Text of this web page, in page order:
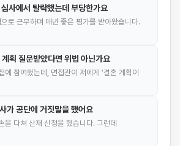
사에서 탈락했는데 부당한가요
로 근무하며 매년 좋은 평가를 받아왔습니다.
계획 질문받았다면 위법 아닌가요
에 참여했는데, 면접관이 저에게 '결혼 계획이
가 공단에 거짓말을 했어요
을 다쳐 산재 신청을 했습니다. 그런데